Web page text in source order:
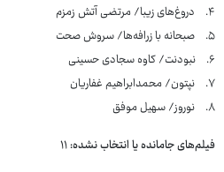
۴. دروغ‌های زیبا/ مرتضی آتش زمزم
۵. صبحانه با زرافه‌ها/ سروش صحت
۶. نبودنت/ کاوه سجادی حسینی
۷. نپتون/ محمدابراهیم غفاریان
۸. نوروز/ سهیل موفق
فیلم‌های جامانده یا انتخاب نشده: ۱۱